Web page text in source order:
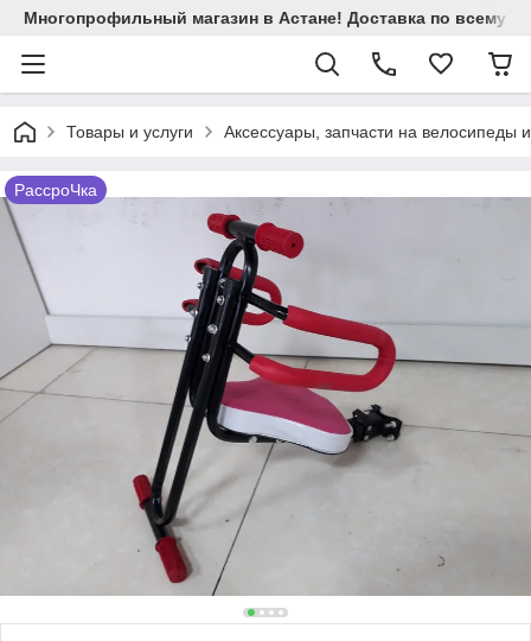
Многопрофильный магазин в Астане! Доставка по всему
Товары и услуги Аксессуары, запчасти на велосипеды
РассроЧка